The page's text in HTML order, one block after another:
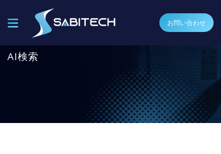
お問い合わせ
AI検索